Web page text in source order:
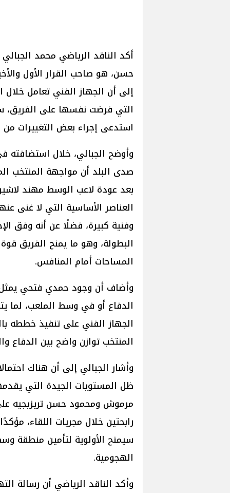
أكد الناقد الرياضي محمد
حسن، هو صاحب القرار الأول
إلى أن الجهاز الفني تعامل
التي فرضت نفسها على الفريق،
استدعى إجراء بعض التغييرات من
وأوضح الجبالي، خلال استضافته
صدى البلد أن مواجهة المنتخب
بعد عودة لاعب الوسط مهند
العناصر الأساسية التي لا غنى
وفنية كبيرة، فضلًا عن أنه وفق
البطولة، وهو ما يمنح الفريق
المساحات أمام المنافس.
وأضاف أن وجود حمدي فتحي
الدفاع أو في وسط الملعب، لما
الجهاز الفني على تنفيذ خططه
المنتخب توازن واضح بين الدفاع
وأشار الجبالي إلى أن هناك
ظل المستويات الجيدة التي
مرموش ومحمود حسن تريزيجيه
رابحتين خلال مجريات اللقاء،
سيمنح الأولوية لتأمين منطقة
الهجومية.
وأكد الناقد الرياضي أن رسالة